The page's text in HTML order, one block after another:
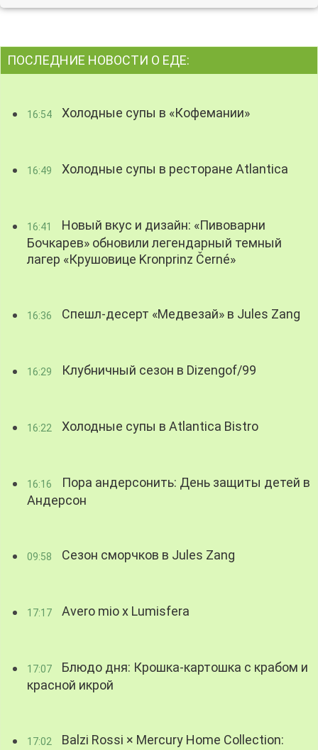
ПОСЛЕДНИЕ НОВОСТИ О ЕДЕ:
16:54 Холодные супы в «Кофемании»
16:49 Холодные супы в ресторане Atlantica
16:41
Новый вкус и дизайн: «Пивоварни
Бочкарев» обновили легендарный темный
лагер «Крушовице Kronprinz Černé»
16:36 Спешл-десерт «Медвезай» в Jules Zang
16:29 Клубничный сезон в Dizengof/99
16:22 Холодные супы в Atlantica Bistro
16:16
Пора андерсонить: День защиты детей в
Андерсон
09:58 Сезон сморчков в Jules Zang
17:17 Avero mio x Lumisfera
17:07
Блюдо дня: Крошка-картошка с крабом и
красной икрой
17:02 Balzi Rossi × Mercury Home Collection: